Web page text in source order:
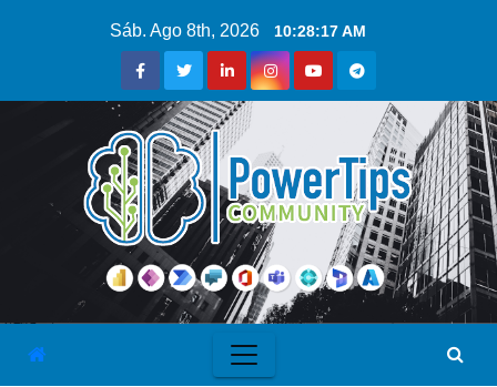
Sáb. Ago 8th, 2026 10:28:18 AM